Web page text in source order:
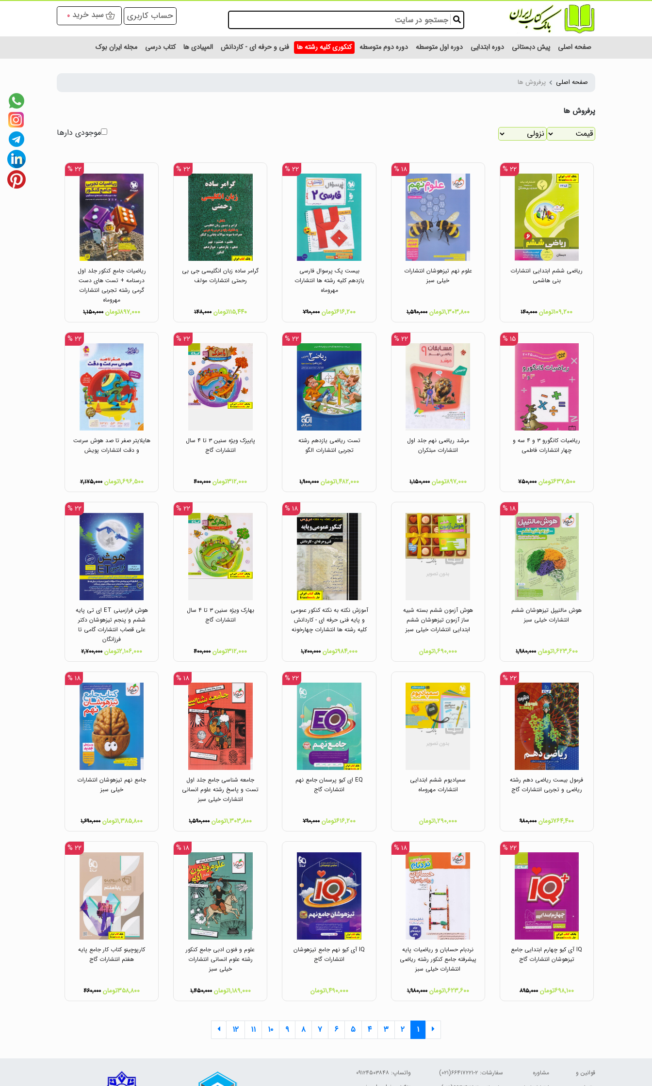
حساب کاربری سبد خرید 0
صفحه اصلی پیش دبستانی دوره ابتدایی دوره اول متوسطه دوره دوم متوسطه کنکوری کلیه رشته ها فنی و حرفه ای - کاردانش المپیادی ها کتاب درسی مجله ایران بوک
صفحه اصلی پرفروش ها
پرفروش ها
موجودی دارها
۲۲ %
ریاضی ششم ابتدایی انتشارات
بنی هاشمی
۱۰۹,۲۰۰تومان ۱۴۰,۰۰۰
۱۸ %
علوم نهم تیزهوشان انتشارات
خیلی سبز
۱,۳۰۳,۸۰۰تومان ۱,۵۹۰,۰۰۰
۲۲ %
بیست پک پرسوال فارسی
یازدهم کلیه رشته ها انتشارات
مهروماه
۶۱۶,۲۰۰تومان ۷۹۰,۰۰۰
۲۲ %
گرامر ساده زبان انگلیسی جی بی
رحمتی انتشارات مولف
۱۱۵,۴۴۰تومان ۱۴۸,۰۰۰
۲۲ %
ریاضیات جامع کنکور جلد اول
درسنامه + تست های دست
گرمی رشته تجربی انتشارات
مهروماه
۸۹۷,۰۰۰تومان ۱,۱۵۰,۰۰۰
۱۵ %
ریاضیات کانگورو ۳ و ۴ سه و
چهار انتشارات فاطمی
۶۳۷,۵۰۰تومان ۷۵۰,۰۰۰
۲۲ %
مرشد ریاضی نهم جلد اول
انتشارات مبتکران
۸۹۷,۰۰۰تومان ۱,۱۵۰,۰۰۰
۲۲ %
تست ریاضی یازدهم رشته
تجربی انتشارات الگو
۱,۴۸۲,۰۰۰تومان ۱,۹۰۰,۰۰۰
۲۲ %
پاییزک ویژه سنین ۳ تا ۴ سال
انتشارات گاج
۳۱۲,۰۰۰تومان ۴۰۰,۰۰۰
۲۲ %
هایلایتر صفر تا صد هوش سرعت
و دقت انتشارات پویش
۱,۶۹۶,۵۰۰تومان ۲,۱۷۵,۰۰۰
۱۸ %
هوش مالتیپل تیزهوشان ششم
انتشارات خیلی سبز
۱,۶۲۳,۶۰۰تومان ۱,۹۸۰,۰۰۰
هوش آزمون ششم بسته شبیه
ساز آزمون تیزهوشان ششم
ابتدایی انتشارات خیلی سبز
۱,۶۹۰,۰۰۰تومان
۱۸ %
آموزش نکته به نکته کنکور عمومی
و پایه فنی حرفه ای - کاردانش
کلیه رشته ها انتشارات چهارخونه
۹۸۴,۰۰۰تومان ۱,۲۰۰,۰۰۰
۲۲ %
بهارک ویژه سنین ۳ تا ۴ سال
انتشارات گاج
۳۱۲,۰۰۰تومان ۴۰۰,۰۰۰
۲۲ %
هوش فرازمینی ET ای تی پایه
ششم و پنجم تیزهوشان دکتر
علی قصاب انتشارات گامی تا
فرزانگان
۲,۱۰۶,۰۰۰تومان ۲,۷۰۰,۰۰۰
۲۲ %
فرمول بیست ریاضی دهم رشته
ریاضی و تجربی انتشارات گاج
۷۶۴,۴۰۰تومان ۹۸۰,۰۰۰
سمپادیوم ششم ابتدایی
انتشارات مهروماه
۱,۲۹۰,۰۰۰تومان
۲۲ %
EQ ای کیو پرسمان جامع نهم
انتشارات گاج
۶۱۶,۲۰۰تومان ۷۹۰,۰۰۰
۱۸ %
جامعه شناسی جامع جلد اول
تست و پاسخ رشته علوم انسانی
انتشارات خیلی سبز
۱,۳۰۳,۸۰۰تومان ۱,۵۹۰,۰۰۰
۱۸ %
جامع نهم تیزهوشان انتشارات
خیلی سبز
۱,۳۸۵,۸۰۰تومان ۱,۶۹۰,۰۰۰
۲۲ %
IQ آی کیو چهارم ابتدایی جامع
تیزهوشان انتشارات گاج
۶۹۸,۱۰۰تومان ۸۹۵,۰۰۰
۱۸ %
نردبام حسابان و ریاضیات پایه
پیشرفته جامع کنکور رشته ریاضی
انتشارات خیلی سبز
۱,۶۲۳,۶۰۰تومان ۱,۹۸۰,۰۰۰
IQ آی کیو نهم جامع تیزهوشان
انتشارات گاج
۱,۴۹۰,۰۰۰تومان
۱۸ %
علوم و فنون ادبی جامع کنکور
رشته علوم انسانی انتشارات
خیلی سبز
۱,۱۸۹,۰۰۰تومان ۱,۴۵۰,۰۰۰
۲۲ %
کارپوچینو کتاب کار جامع پایه
هفتم انتشارات گاج
۳۵۸,۸۰۰تومان ۴۶۰,۰۰۰
۱ ۲ ۳ ۴ ۵ ۶ ۷ ۸ ۹ ۱۰ ۱۱ ۱۲
قوانین و مشاوره سفارشات: ۲-۶۶۴۱۷۲۲۱(۰۲۱) واتساپ: ۰۹۱۲۴۵۰۳۸۴۸